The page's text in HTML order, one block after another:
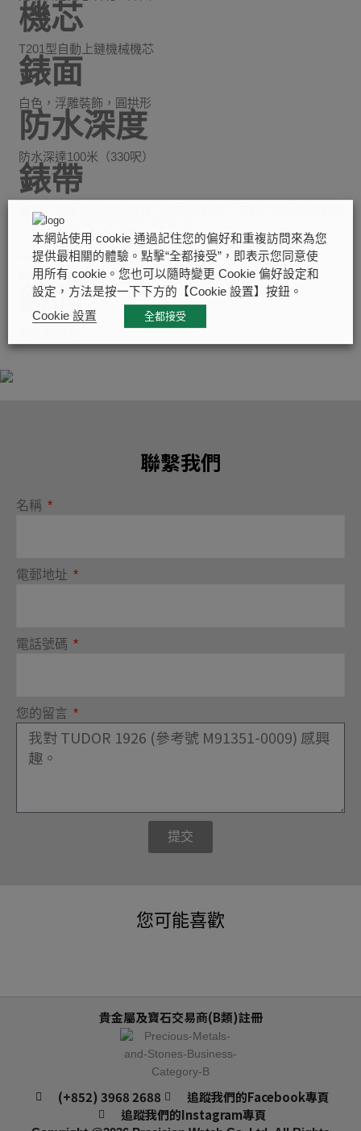
機芯
T201型自動上鏈機械機芯
錶面
白色，浮雕裝飾，圓拱形
防水深度
防水深達100米（330呎）
錶帶
首節中間鏈節由精鋼或實心玫瑰金製成；其餘中間鏈節由精鋼
或鋼芯及0.2毫米玫瑰金包金製成
上鏈錶冠
精鋼旋入式上鏈錶冠，飾以浮雕帝舵表標誌
鏡面
聯繫我們
名稱
電郵地址
電話號碼
您的留言
提交
您可能喜歡
(+852) 3968 2688
追蹤我們的Facebook專頁
追蹤我們的Instagram專頁
貴金屬及寶石交易商(B類)註冊
本網站使用 cookie 通過記住您的偏好和重複訪問來為您
提供最相關的體驗。點擊“全都接受”，即表示您同意使
用所有 cookie。您也可以隨時變更 Cookie 偏好設定和
設定，方法是按一下下方的【Cookie 設置】按鈕。
Cookie 設置
全都接受